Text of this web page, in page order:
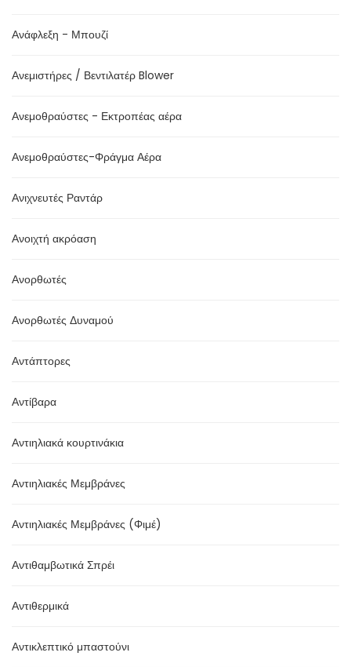
Ανάφλεξη - Μπουζί
Ανεμιστήρες / Βεντιλατέρ Blower
Ανεμοθραύστες - Εκτροπέας αέρα
Ανεμοθραύστες-Φράγμα Αέρα
Ανιχνευτές Ραντάρ
Ανοιχτή ακρόαση
Ανορθωτές
Ανορθωτές Δυναμού
Αντάπτορες
Αντίβαρα
Αντιηλιακά κουρτινάκια
Αντιηλιακές Μεμβράνες
Αντιηλιακές Μεμβράνες (Φιμέ)
Αντιθαμβωτικά Σπρέι
Αντιθερμικά
Αντικλεπτικό μπαστούνι